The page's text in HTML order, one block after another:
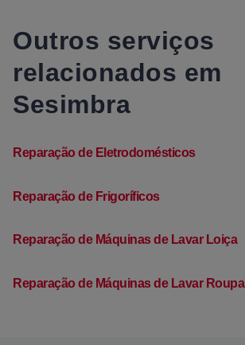
Outros serviços
relacionados em
Sesimbra
Reparação de Eletrodomésticos
Reparação de Frigoríficos
Reparação de Máquinas de Lavar Loiça
Reparação de Máquinas de Lavar Roupa